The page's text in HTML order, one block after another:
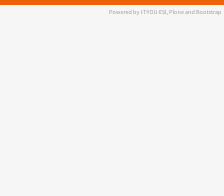
Powered by I·T·YOU·ESI, Plone and Bootstrap